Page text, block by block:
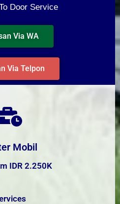
Door Service
Via WA
Via Telpon
Mobil
IDR 2.250K